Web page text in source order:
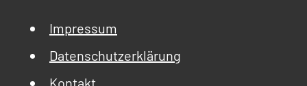
Impressum
Datenschutzerklärung
Kontakt